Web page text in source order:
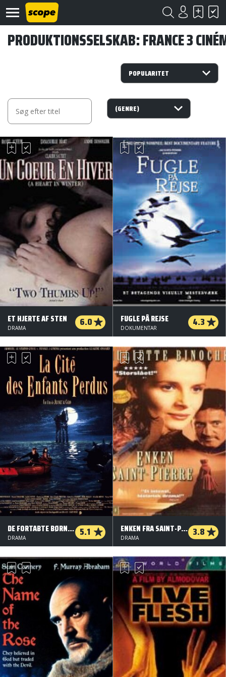
Kontakt
©
Scope
2020
PRODUKTIONSSELSKAB: FRANCE 3
ET HJERTE AF STEN 6.0
DRAMA
FUGLE PÅ REJSE 4.3
DOKUMENTAR
DE FORTABTE BØRNS BY 5.1
DRAMA
ENKEN FRA SAINT-PIERRE 3.8
DRAMA